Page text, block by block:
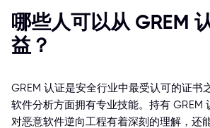
哪些人可以从 GREM
益？
GREM 认证是安全行业中最受认可的证书
软件分析方面拥有专业技能。持有 GREM
对恶意软件逆向工程有着深刻的理解，还